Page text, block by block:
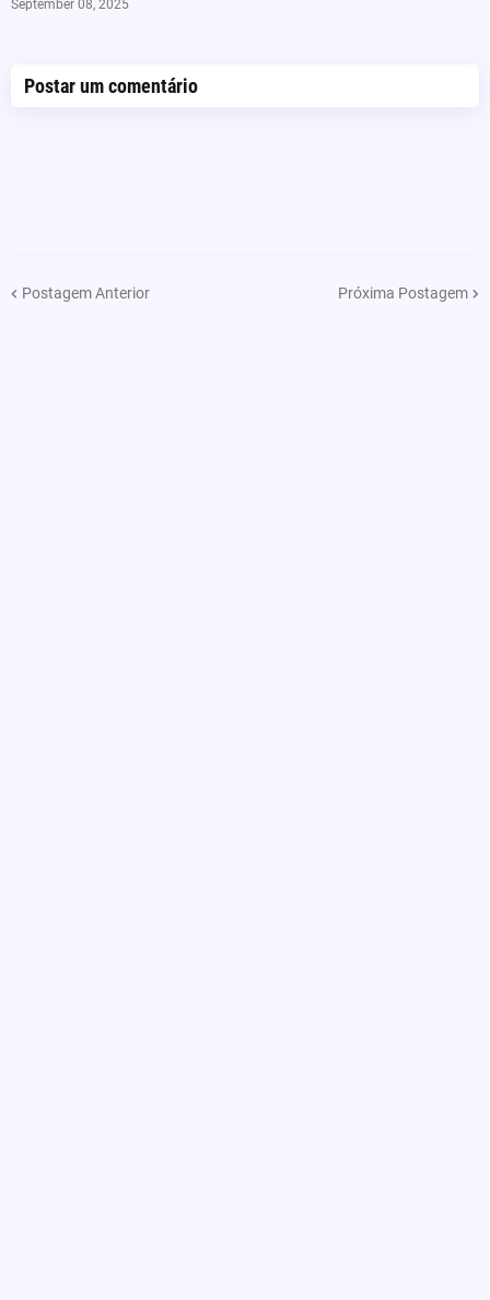
September 08, 2025
Postar um comentário
Postagem Anterior Próxima Postagem